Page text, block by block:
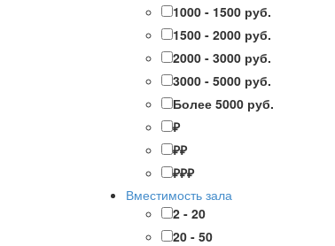
1000 - 1500 руб.
1500 - 2000 руб.
2000 - 3000 руб.
3000 - 5000 руб.
Более 5000 руб.
₽
₽₽
₽₽₽
Вместимость зала
2 - 20
20 - 50